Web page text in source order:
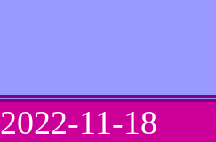
2022-11-18